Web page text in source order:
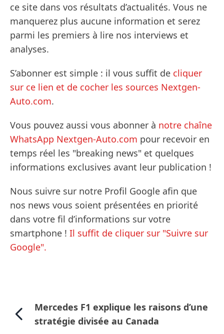
ce site dans vos résultats d’actualités. Vous ne
manquerez plus aucune information et serez
parmi les premiers à lire nos interviews et
analyses.
S’abonner est simple : il vous suffit de cliquer
sur ce lien et de cocher les sources Nextgen-
Auto.com.
Vous pouvez aussi vous abonner à notre chaîne
WhatsApp Nextgen-Auto.com pour recevoir en
temps réel les "breaking news" et quelques
informations exclusives avant leur publication !
Nous suivre sur notre Profil Google afin que
nos news vous soient présentées en priorité
dans votre fil d’informations sur votre
smartphone ! Il suffit de cliquer sur "Suivre sur
Google".
Mercedes F1 explique les raisons d’une
stratégie divisée au Canada